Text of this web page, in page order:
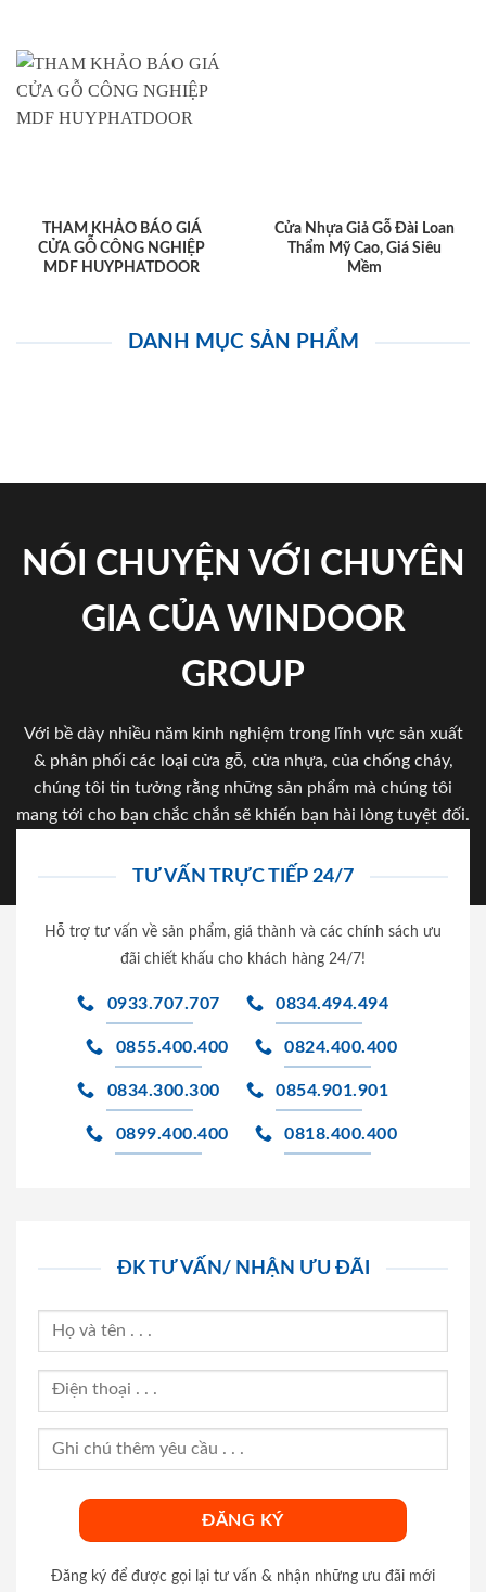
THAM KHẢO BÁO GIÁ
CỬA GỖ CÔNG NGHIỆP
MDF HUYPHATDOOR
Cửa Nhựa Giả Gỗ Đài Loan
Thẩm Mỹ Cao, Giá Siêu
Mềm
DANH MỤC SẢN PHẨM
NÓI CHUYỆN VỚI CHUYÊN
GIA CỦA WINDOOR
GROUP
Với bề dày nhiều năm kinh nghiệm trong lĩnh vực sản xuất
& phân phối các loại cửa gỗ, cửa nhựa, của chống cháy,
chúng tôi tin tưởng rằng những sản phẩm mà chúng tôi
mang tới cho bạn chắc chắn sẽ khiến bạn hài lòng tuyệt đối.
TƯ VẤN TRỰC TIẾP 24/7
Hỗ trợ tư vấn về sản phẩm, giá thành và các chính sách ưu
đãi chiết khấu cho khách hàng 24/7!
0933.707.707 0834.494.494
0855.400.400 0824.400.400
0834.300.300 0854.901.901
0899.400.400 0818.400.400
ĐK TƯ VẤN/ NHẬN ƯU ĐÃI
Đăng ký để được gọi lại tư vấn & nhận những ưu đãi mới